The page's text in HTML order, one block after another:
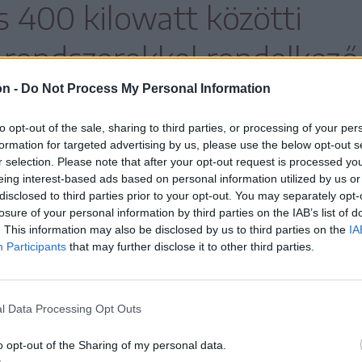
- Do Not Process My Personal Information
opt-out of the sale, sharing to third parties, or processing of your
for targeted advertising by us, please use the below opt-out
selection. Please note that after your opt-out request is processed
interest-based ads based on personal information utilized by us
to third parties prior to your opt-out. You may separately
of your personal information by third parties on the IAB’s list of
This information may also be disclosed by us to third parties on the
Participants that may further disclose it to other third parties.
Data Processing Opt Outs
opt-out of the Sharing of my personal data.
400 kilowatt közötti
rendelkező
prosumereket.
a tervezetet, a képviselőház döntő